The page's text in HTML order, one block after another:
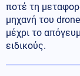
ποτέ τη
μηχανή του
μέχρι το
ειδικούς.